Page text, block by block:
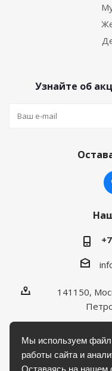
Узнайте об
141150,
Пн
Мы используем
работы сайта и
Оставаясь на нашем